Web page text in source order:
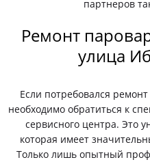
партнеров
Ремонт
улица
Если потребовался
необходимо обратиться к
сервисного центра. Это
которая имеет
Только лишь опытный